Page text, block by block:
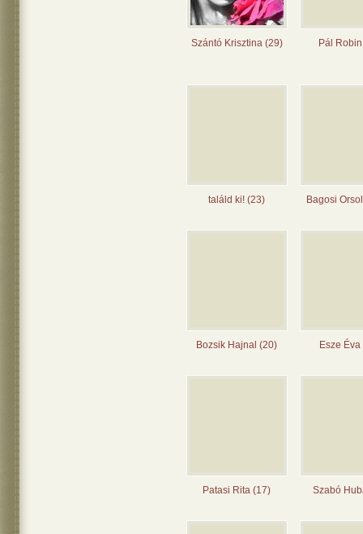
Szántó Krisztina (29) Pál
találd ki! (23) Bagosi
Bozsik Hajnal (20) Esze
Patasi Rita (17) Szabó